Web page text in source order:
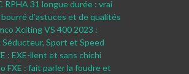
RPHA 31 longue durée : vrai
bourré d’astuces et de qualités
Xciting VS 400 2023 :
Séducteur, Sport et Speed
: EXE-llent et sans chichi
FXE : fait parler la foudre et